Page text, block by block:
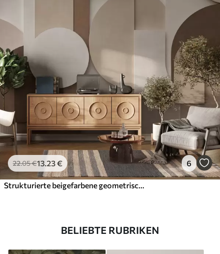
22.05€13 .23€ 6
BELIEBTE RUBRIKEN